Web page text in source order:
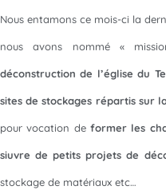
Nous entamons ce mois-ci la
nous avons nommé «
déconstruction de l’église du
sites de stockages répartis sur
pour vocation deformer les
siuvre de petits projets de
stockage de matériaux etc…